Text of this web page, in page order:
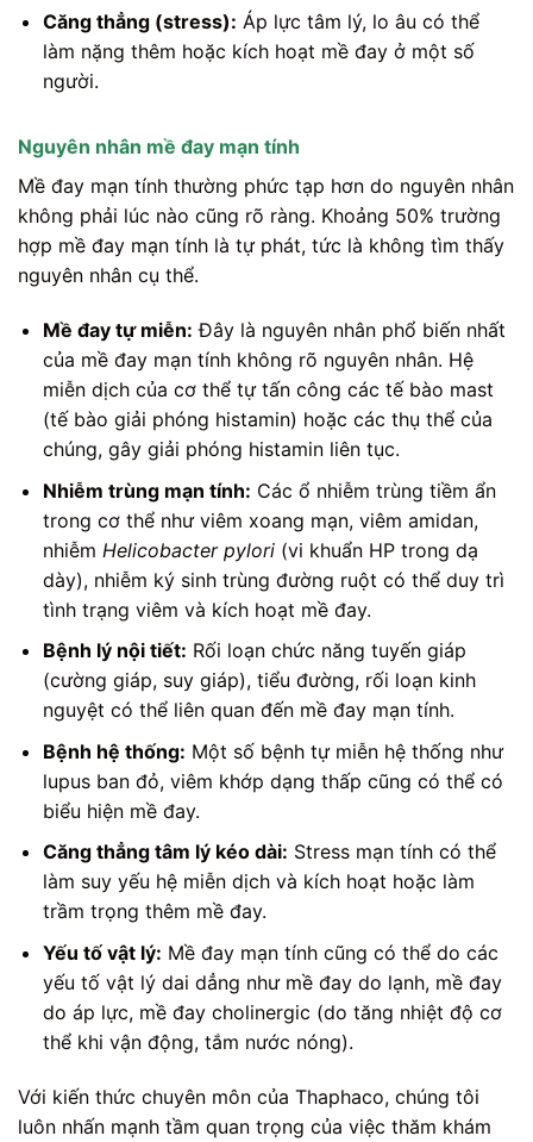
Căng thẳng (stress): Áp lực tâm lý, lo âu có thể
làm nặng thêm hoặc kích hoạt mề đay ở một số
người.
Nguyên nhân mề đay mạn tính
Mề đay mạn tính thường phức tạp hơn do nguyên nhân
không phải lúc nào cũng rõ ràng. Khoảng 50% trường
hợp mề đay mạn tính là tự phát, tức là không tìm thấy
nguyên nhân cụ thể.
Mề đay tự miễn: Đây là nguyên nhân phổ biến nhất
của mề đay mạn tính không rõ nguyên nhân. Hệ
miễn dịch của cơ thể tự tấn công các tế bào mast
(tế bào giải phóng histamin) hoặc các thụ thể của
chúng, gây giải phóng histamin liên tục.
Nhiễm trùng mạn tính: Các ổ nhiễm trùng tiềm ẩn
trong cơ thể như viêm xoang mạn, viêm amidan,
nhiễm Helicobacter pylori(vi khuẩn HP trong dạ
dày), nhiễm ký sinh trùng đường ruột có thể duy trì
tình trạng viêm và kích hoạt mề đay.
Bệnh lý nội tiết: Rối loạn chức năng tuyến giáp
(cường giáp, suy giáp), tiểu đường, rối loạn kinh
nguyệt có thể liên quan đến mề đay mạn tính.
Bệnh hệ thống: Một số bệnh tự miễn hệ thống như
lupus ban đỏ, viêm khớp dạng thấp cũng có thể có
biểu hiện mề đay.
Căng thẳng tâm lý kéo dài: Stress mạn tính có thể
làm suy yếu hệ miễn dịch và kích hoạt hoặc làm
trầm trọng thêm mề đay.
Yếu tố vật lý: Mề đay mạn tính cũng có thể do các
yếu tố vật lý dai dẳng như mề đay do lạnh, mề đay
do áp lực, mề đay cholinergic (do tăng nhiệt độ cơ
thể khi vận động, tắm nước nóng).
Với kiến thức chuyên môn của Thaphaco, chúng tôi
luôn nhấn mạnh tầm quan trọng của việc thăm khám